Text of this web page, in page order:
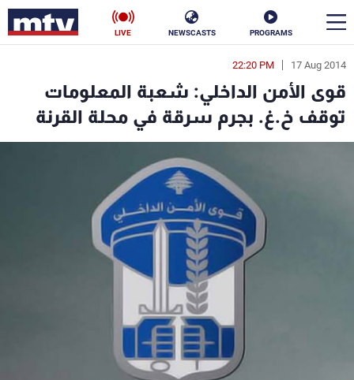
PROGRAMS
NEWSCASTS
LIVE
17 Aug 2014
22:20 PM
قوى الأمن الداخلي: شعبة المعلومات
توقف خ.غ. بجرم سرقة في محلة القرنة
en
الأخبار
سياسة ناس
فن
رياضة